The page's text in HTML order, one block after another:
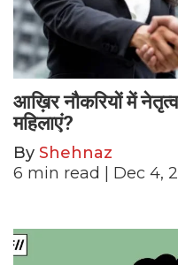
आख़िर नौकरियों में
महिलाएं?
By Shehnaz
6 min read | Dec 4,